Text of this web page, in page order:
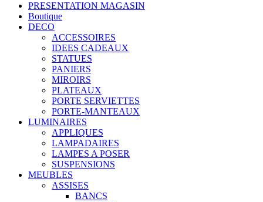
PRESENTATION MAGASIN
Boutique
DECO
ACCESSOIRES
IDEES CADEAUX
STATUES
PANIERS
MIROIRS
PLATEAUX
PORTE SERVIETTES
PORTE-MANTEAUX
LUMINAIRES
APPLIQUES
LAMPADAIRES
LAMPES A POSER
SUSPENSIONS
MEUBLES
ASSISES
BANCS